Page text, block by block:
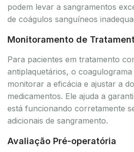
podem levar a sangramentos
de coágulos sanguíneos
Monitoramento de
Para pacientes em tratamento
antiplaquetários, o
monitorar a eficácia e ajustar a
medicamentos. Ele ajuda a
está funcionando corretamente
adicionais de sangramento.
Avaliação Pré-operatória